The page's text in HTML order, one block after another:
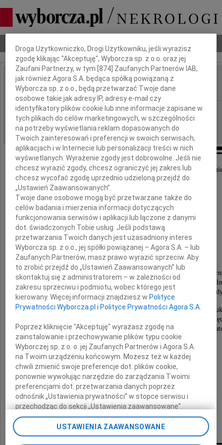
Nekrologi Odeszli Poradnik pogrzebowy
IMIĘ I NAZWISKO: Leszek Kopeć
REGION: cała Polska
DATA EMISJI: 25.04.2025
Z wielkim smutkiem przyjęliśmy informację o
Leszka Kopcia
Wieloletniego Dyrektora Festiwalu Polskich Filmów
Gdyńskiej Szkoły Filmowej i Gdyńskiego Centrum
oraz Prezesa Pomorskiej Fundacji Filmowej w
Człowieka zasłużonego dla polskiej kultury i
wybitnego znawcy filmu, którego praca i
wniosły nieoceniony wkład w rozwój polskiej
Wyrazy głębokiego współczucia
składają
Rodzinie i Bliskim
kierownictwo i pracownicy
Telewizji Polskiej
Dbamy o Twoją prywatność
Droga Użytkowniczko, Drogi Użytkowniku, jeśli wyrazisz
zgodę klikając "Akceptuję", Wyborcza sp. z o.o. oraz jej
Zaufani Partnerzy, w tym [874 ] Zaufanych Partnerów IAB,
jak również Agora S.A. będąca spółką powiązaną z
Wyborcza sp. z o.o., będą przetwarzać Twoje dane
osobowe takie jak adresy IP, adresy e-mail czy
identyfikatory plików cookie lub inne informacje zapisane w
tych plikach do celów marketingowych, w szczególności
na potrzeby wyświetlania reklam dopasowanych do
Twoich zainteresowań i preferencji w swoich serwisach,
aplikacjach i w Internecie lub personalizacji treści w nich
wyświetlanych. Wyrażenie zgody jest dobrowolne. Jeśli nie
chcesz wyrazić zgody, chcesz ograniczyć jej zakres lub
chcesz wycofać zgodę uprzednio udzieloną przejdź do
„Ustawień Zaawansowanych”.
Twoje dane osobowe mogą być przetwarzane także do
celów badania i mierzenia informacji dotyczących
funkcjonowania serwisów i aplikacji lub łączone z danymi
dot. świadczonych Tobie usług. Jeśli podstawą
przetwarzania Twoich danych jest uzasadniony interes
Wyborcza sp. z o.o., jej spółki powiązanej – Agora S.A. – lub
Zaufanych Partnerów, masz prawo wyrazić sprzeciw. Aby
to zrobić przejdź do „Ustawień Zaawansowanych” lub
skontaktuj się z administratorem – w zależności od
zakresu sprzeciwu i podmiotu, wobec którego jest
kierowany. Więcej informacji znajdziesz w Polityce
Prywatności Wyborcza.pl i Polityce Prywatności Agora S.A.
Poprzez kliknięcie "Akceptuję" wyrażasz zgodę na
zainstalowanie i przechowywanie plików typu cookie
Wyborczej sp. z o. o. jej Zaufanych Partnerów i Agora S.A.
na Twoim urządzeniu końcowym. Możesz też w każdej
chwili zmienić swoje preferencje dot. plików cookie,
ponownie wywołując narzędzie do zarządzania Twoimi
preferencjami dot. przetwarzania danych poprzez
odnośnik „Ustawienia prywatności” w stopce serwisu i
przechodząc do sekcji „Ustawienia zaawansowane”.
Zmiana ustawień plików cookie możliwa jest także za
pomocą ustawień przeglądarki.
USTAWIENIA ZAAWANSOWANE